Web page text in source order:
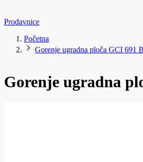
Prodavnice
Početna
Gorenje ugradna ploča GCI 691
Gorenje ugradna